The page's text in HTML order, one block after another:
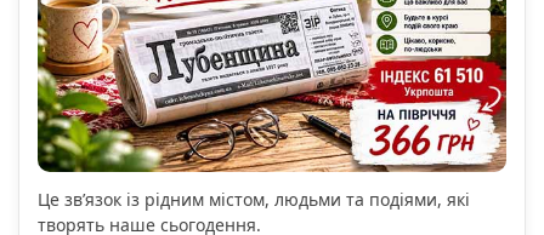
Це зв’язок із рідним містом, людьми та подіями, які
творять наше сьогодення.